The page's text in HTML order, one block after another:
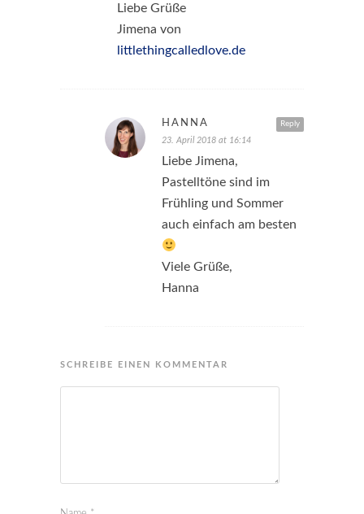
Liebe Grüße
Jimena von
littlethingcalledlove.de
Reply
HANNA
23. April 2018 at 16:14
Liebe Jimena,
Pastelltöne sind im
Frühling und Sommer
auch einfach am besten
Viele Grüße,
Hanna
SCHREIBE EINEN KOMMENTAR